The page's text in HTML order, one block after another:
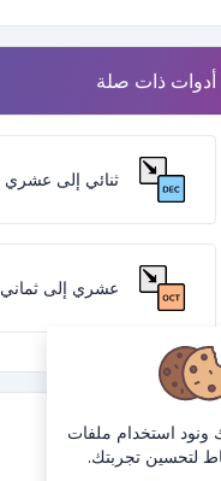
أدوات ذات صلة
ثنائي إلى عشري
عشري إلى ثماني
ونود استخدام ملفات
لتحسين تجربتك.